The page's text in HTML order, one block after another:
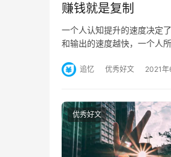
赚钱就是复制
一个人认知提升的速度决定
和输出的速度越快，一个人
追忆 优秀好文 2021年
优秀好文